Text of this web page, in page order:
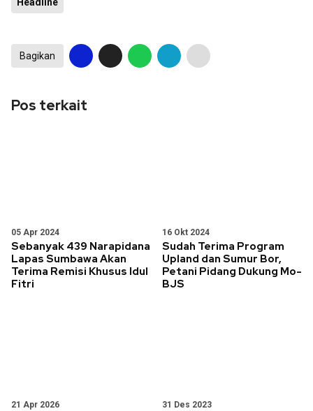
Bagikan
Pos terkait
05 Apr 2024
Sebanyak 439 Narapidana
Lapas Sumbawa Akan
Terima Remisi Khusus Idul
Fitri
16 Okt 2024
Sudah Terima Program
Upland dan Sumur Bor,
Petani Pidang Dukung Mo-
BJS
21 Apr 2026 31 Des 2023